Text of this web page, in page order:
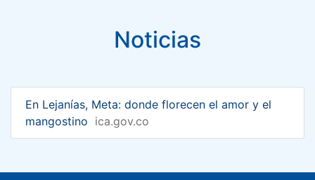
Noticias
En Lejanías, Meta: donde florecen el amor y el
mangostino ica.gov.co